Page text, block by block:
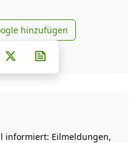
zu Google
hinzufügen
Facebook
auf Whatsapp
Teilen auf Telegram
Pinterest
E-Mail teilen
Post auf X
informiert: Eilmeldungen,